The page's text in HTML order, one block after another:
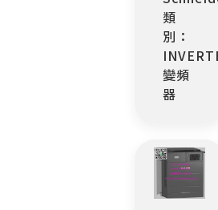
類
別：
變頻
器